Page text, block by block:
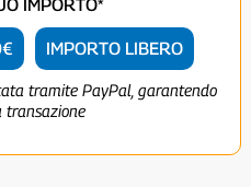
IMPORTO*
IMPORTO LIBERO
tramite PayPal, garantendo
transazione